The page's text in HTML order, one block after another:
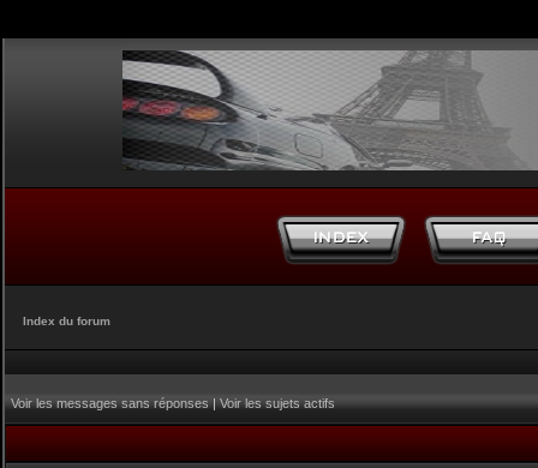
Index du forum
Voir les messages sans réponses|Voir les sujets actifs